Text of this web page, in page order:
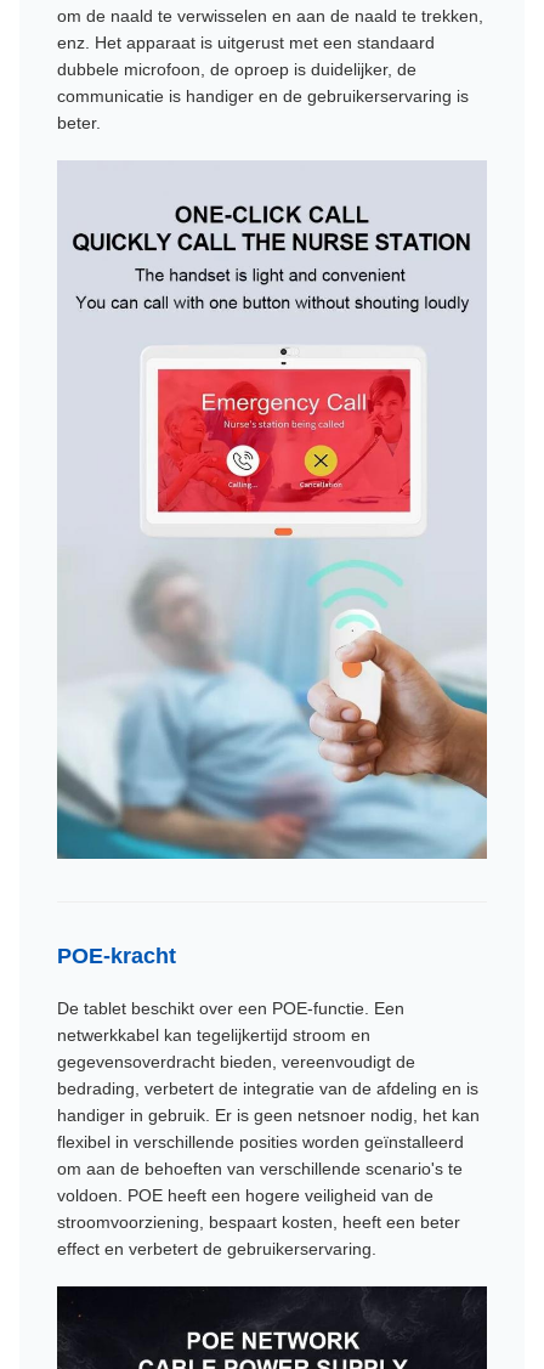
om de naald te verwisselen en aan de naald te trekken,
enz. Het apparaat is uitgerust met een standaard
dubbele microfoon, de oproep is duidelijker, de
communicatie is handiger en de gebruikerservaring is
beter.
POE-kracht
De tablet beschikt over een POE-functie. Een
netwerkkabel kan tegelijkertijd stroom en
gegevensoverdracht bieden, vereenvoudigt de
bedrading, verbetert de integratie van de afdeling en is
handiger in gebruik. Er is geen netsnoer nodig, het kan
flexibel in verschillende posities worden geïnstalleerd
om aan de behoeften van verschillende scenario's te
voldoen. POE heeft een hogere veiligheid van de
stroomvoorziening, bespaart kosten, heeft een beter
effect en verbetert de gebruikerservaring.